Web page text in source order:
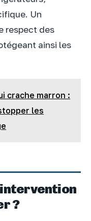
Un
respect des
ainsi les
crache marron :
les
?